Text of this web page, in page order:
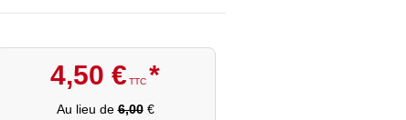
4,50 € TTC *
Au lieu de6,00€